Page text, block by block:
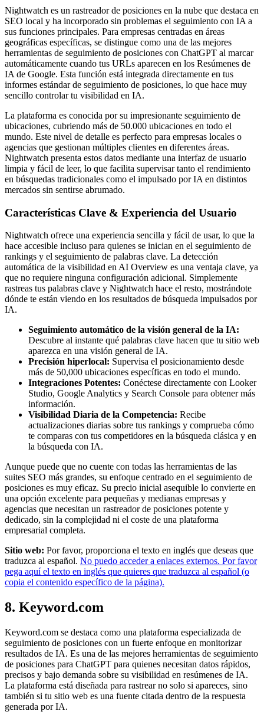
Nightwatch es un rastreador de posiciones en la nube que destaca en
SEO local y ha incorporado sin problemas el seguimiento con IA a
sus funciones principales. Para empresas centradas en áreas
geográficas específicas, se distingue como una de las mejores
herramientas de seguimiento de posiciones con ChatGPT al marcar
automáticamente cuando tus URLs aparecen en los Resúmenes de
IA de Google. Esta función está integrada directamente en tus
informes estándar de seguimiento de posiciones, lo que hace muy
sencillo controlar tu visibilidad en IA.
La plataforma es conocida por su impresionante seguimiento de
ubicaciones, cubriendo más de 50.000 ubicaciones en todo el
mundo. Este nivel de detalle es perfecto para empresas locales o
agencias que gestionan múltiples clientes en diferentes áreas.
Nightwatch presenta estos datos mediante una interfaz de usuario
limpia y fácil de leer, lo que facilita supervisar tanto el rendimiento
en búsquedas tradicionales como el impulsado por IA en distintos
mercados sin sentirse abrumado.
Características Clave & Experiencia del Usuario
Nightwatch ofrece una experiencia sencilla y fácil de usar, lo que la
hace accesible incluso para quienes se inician en el seguimiento de
rankings y el seguimiento de palabras clave. La detección
automática de la visibilidad en AI Overview es una ventaja clave, ya
que no requiere ninguna configuración adicional. Simplemente
rastreas tus palabras clave y Nightwatch hace el resto, mostrándote
dónde te están viendo en los resultados de búsqueda impulsados por
IA.
Seguimiento automático de la visión general de la IA:
Descubre al instante qué palabras clave hacen que tu sitio web
aparezca en una visión general de IA.
Precisión hiperlocal: Supervisa el posicionamiento desde
más de 50,000 ubicaciones específicas en todo el mundo.
Integraciones Potentes: Conéctese directamente con Looker
Studio, Google Analytics y Search Console para obtener más
información.
Visibilidad Diaria de la Competencia: Recibe
actualizaciones diarias sobre tus rankings y comprueba cómo
te comparas con tus competidores en la búsqueda clásica y en
la búsqueda con IA.
Aunque puede que no cuente con todas las herramientas de las
suites SEO más grandes, su enfoque centrado en el seguimiento de
posiciones es muy eficaz. Su precio inicial asequible lo convierte en
una opción excelente para pequeñas y medianas empresas y
agencias que necesitan un rastreador de posiciones potente y
dedicado, sin la complejidad ni el coste de una plataforma
empresarial completa.
Sitio web: Por favor, proporciona el texto en inglés que deseas que
traduzca al español. No puedo acceder a enlaces externos. Por favor
pega aquí el texto en inglés que quieres que traduzca al español (o
copia el contenido específico de la página).
8. Keyword.com
Keyword.com se destaca como una plataforma especializada de
seguimiento de posiciones con un fuerte enfoque en monitorizar
resultados de IA. Es una de las mejores herramientas de seguimiento
de posiciones para ChatGPT para quienes necesitan datos rápidos,
precisos y bajo demanda sobre su visibilidad en resúmenes de IA.
La plataforma está diseñada para rastrear no solo si apareces, sino
también si tu sitio web es una fuente citada dentro de la respuesta
generada por IA.